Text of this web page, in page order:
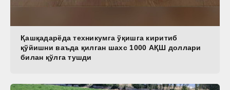
Қашқадарёда техникумга ўқишга киритиб
қўйишни ваъда қилган шахс 1000 АҚШ доллари
билан қўлга тушди